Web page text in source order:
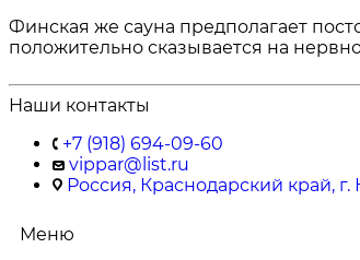
Финская же сауна предполагает
положительно сказывается на
Наши контакты
+7 (918) 694-09-60
vippar@list.ru
Россия, Краснодарский край,
Меню